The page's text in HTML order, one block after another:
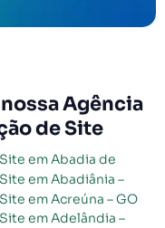
Agência
de Site
em Acreúna – GO